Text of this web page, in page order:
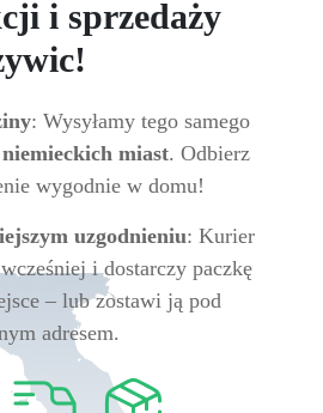
i sprzedaży
: Wysyłamy tego samego
miast. Odbierz
wygodnie w domu!
uzgodnieniu: Kurier
i dostarczy paczkę
– lub zostawi ją pod
adresem.